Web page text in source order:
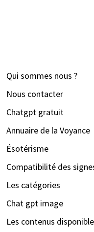
Qui sommes nous ?
Nous contacter
Chatgpt gratuit
Annuaire de la Voyance
Ésotérisme
Compatibilité des
Les catégories
Chat gpt image
Les contenus